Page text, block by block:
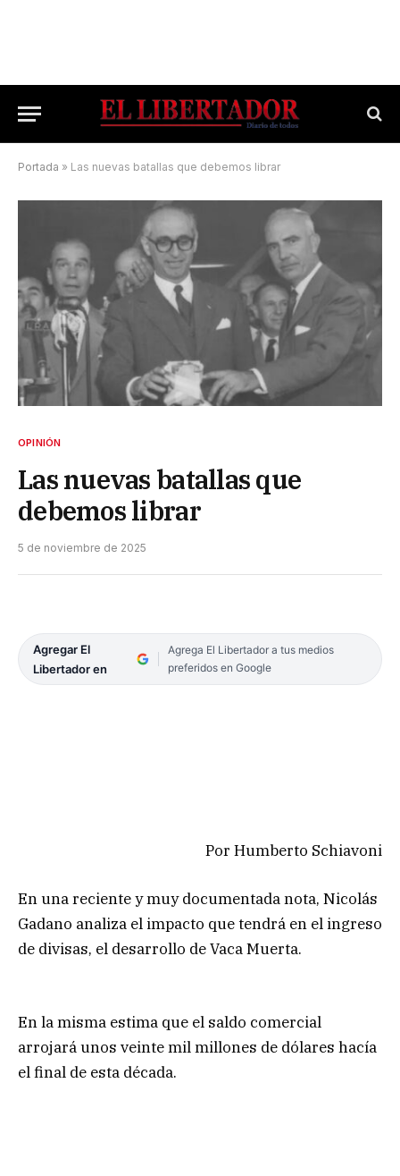
Portada » Las nuevas batallas que debemos librar
OPINIÓN
Las nuevas batallas que
debemos librar
5 de noviembre de 2025
Agregar El
Libertador en
Agrega El Libertador a tus medios
preferidos en Google
Por Humberto Schiavoni
En una reciente y muy documentada nota, Nicolás
Gadano analiza el impacto que tendrá en el ingreso
de divisas, el desarrollo de Vaca Muerta.
En la misma estima que el saldo comercial
arrojará unos veinte mil millones de dólares hacía
el final de esta década.